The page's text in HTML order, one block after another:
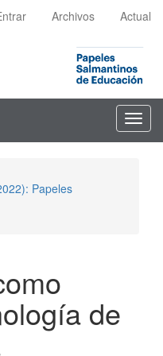
Archivos Actual
Papeles
de